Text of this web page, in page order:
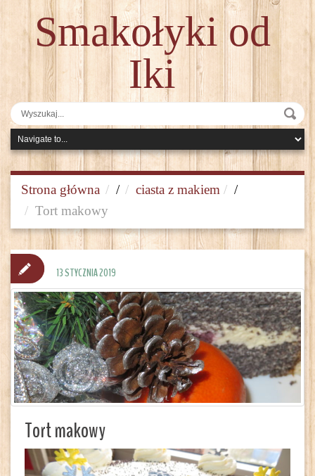
Smakołyki od
Iki
Strona główna / ciasta z makiem
/
Tort makowy
Tort makowy
13 STYCZNIA 2019